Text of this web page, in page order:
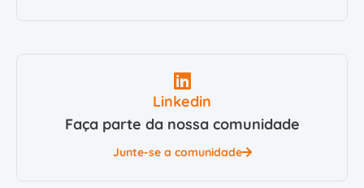
Linkedin
Faça parte da nossa comunidade
Junte-se a comunidade